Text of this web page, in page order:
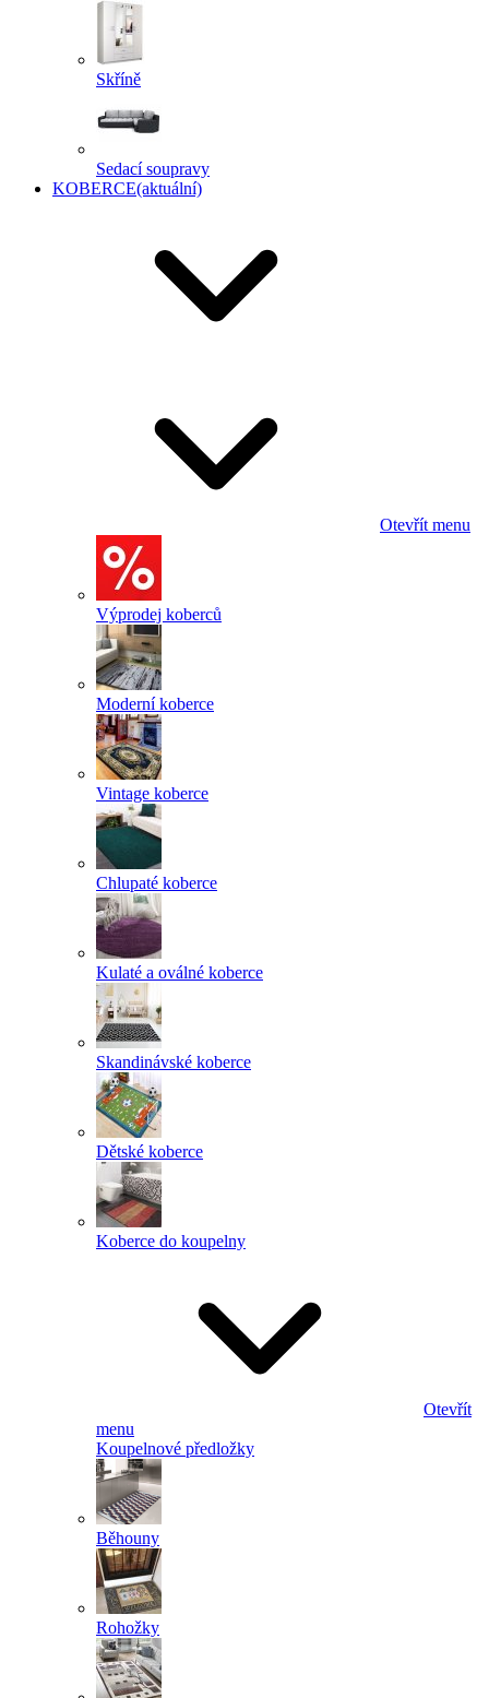
Skříně
Sedací soupravy
KOBERCE(aktuální)
Otevřít menu
Výprodej koberců
Moderní koberce
Vintage koberce
Chlupaté koberce
Kulaté a oválné koberce
Skandinávské koberce
Dětské koberce
Koberce do koupelny
Otevřít
menu
Koupelnové předložky
Běhouny
Rohožky